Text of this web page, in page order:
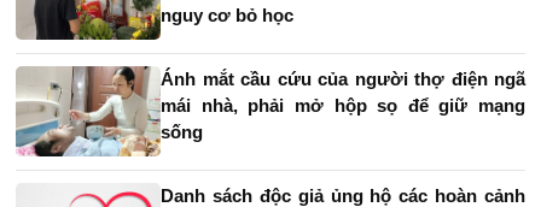
nguy cơ bỏ học
Ánh mắt cầu cứu của người thợ điện ngã
mái nhà, phải mở hộp sọ để giữ mạng
sống
Danh sách độc giả ủng hộ các hoàn cảnh